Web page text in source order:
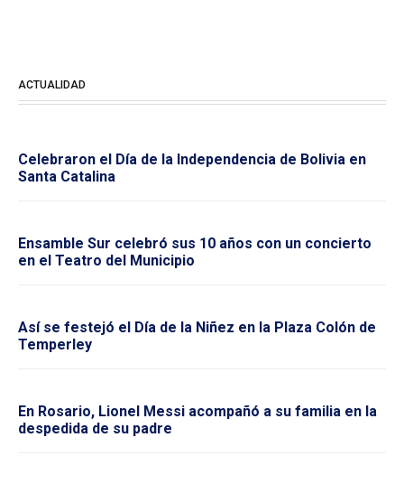
ACTUALIDAD
Celebraron el Día de la Independencia de Bolivia en
Santa Catalina
Ensamble Sur celebró sus 10 años con un concierto
en el Teatro del Municipio
Así se festejó el Día de la Niñez en la Plaza Colón de
Temperley
En Rosario, Lionel Messi acompañó a su familia en la
despedida de su padre